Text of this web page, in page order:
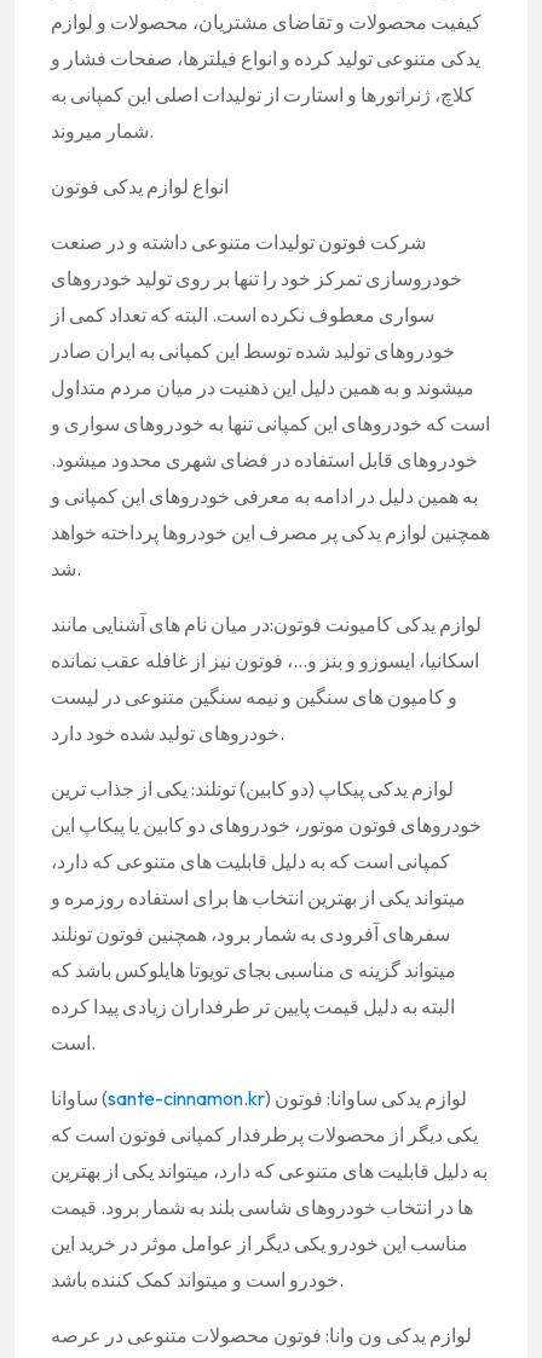
کیفیت محصولات و تقاضای مشتریان، محصولات و لوازم
یدکی متنوعی تولید کرده و انواع فیلترها، صفحات فشار و
کلاچ، ژنراتورها و استارت از تولیدات اصلی این کمپانی به
شمار میروند.
انواع لوازم یدکی فوتون
شرکت فوتون تولیدات متنوعی داشته و در صنعت
خودروسازی تمرکز خود را تنها بر روی تولید خودروهای
سواری معطوف نکرده است. البته که تعداد کمی از
خودروهای تولید شده توسط این کمپانی به ایران صادر
میشوند و به همین دلیل این ذهنیت در میان مردم متداول
است که خودروهای این کمپانی تنها به خودروهای سواری و
خودروهای قابل استفاده در فضای شهری محدود میشود.
به همین دلیل در ادامه به معرفی خودروهای این کمپانی و
همچنین لوازم یدکی پر مصرف این خودروها پرداخته خواهد
شد.
لوازم یدکی کامیونت فوتون:در میان نام های آشنایی مانند
اسکانیا، ایسوزو و بنز و…، فوتون نیز از غافله عقب نمانده
و کامیون های سنگین و نیمه سنگین متنوعی در لیست
خودروهای تولید شده خود دارد.
لوازم یدکی پیکاپ (دو کابین) تونلند: یکی از جذاب ترین
خودروهای فوتون موتور، خودروهای دو کابین یا پیکاپ این
کمپانی است که به دلیل قابلیت های متنوعی که دارد،
میتواند یکی از بهترین انتخاب ها برای استفاده روزمره و
سفرهای آفرودی به شمار برود، همچنین فوتون تونلند
میتواند گزینه ی مناسبی بجای تویوتا هایلوکس باشد که
البته به دلیل قیمت پایین تر طرفداران زیادی پیدا کرده
است.
لوازم یدکی ساوانا: فوتون (sante-cinnamon.kr) ساوانا
یکی دیگر از محصولات پرطرفدار کمپانی فوتون است که
به دلیل قابلیت های متنوعی که دارد، میتواند یکی از بهترین
ها در انتخاب خودروهای شاسی بلند به شمار برود. قیمت
مناسب این خودرو یکی دیگر از عوامل موثر در خرید این
خودرو است و میتواند کمک کننده باشد.
لوازم یدکی ون وانا: فوتون محصولات متنوعی در عرصه